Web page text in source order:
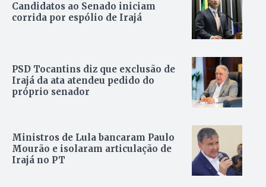
Candidatos ao Senado iniciam
corrida por espólio de Irajá
PSD Tocantins diz que exclusão de
Irajá da ata atendeu pedido do
próprio senador
Ministros de Lula bancaram Paulo
Mourão e isolaram articulação de
Irajá no PT